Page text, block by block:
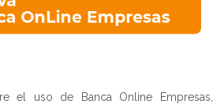
el uso de Banca Online Empresas,